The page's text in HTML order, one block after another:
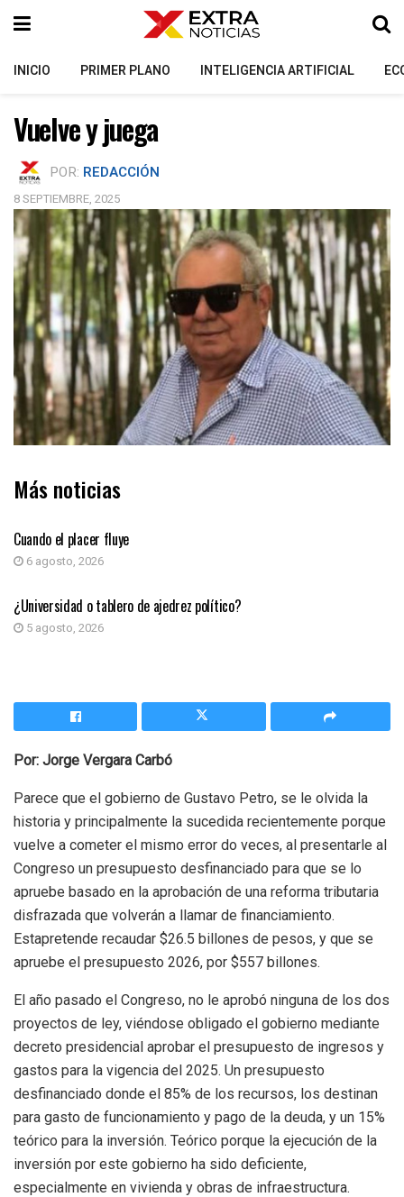
INICIO PRIMER PLANO INTELIGENCIA ARTIFICIAL
Vuelve y juega
POR: REDACCIÓN
8 SEPTIEMBRE, 2025
Más noticias
Cuando el placer fluye
6 agosto, 2026
COLUMNA DE OPINIÓN
¿Universidad o tablero de ajedrez político?
5 agosto, 2026
Por: Jorge Vergara Carbó
Parece que el gobierno de Gustavo Petro, se le olvida la
historia y principalmente la sucedida recientemente porque
vuelve a cometer el mismo error do veces, al presentarle al
Congreso un presupuesto desfinanciado para que se lo
apruebe basado en la aprobación de una reforma tributaria
disfrazada que volverán a llamar de financiamiento.
Estapretende recaudar $26.5 billones de pesos, y que se
apruebe el presupuesto 2026, por $557 billones.
El año pasado el Congreso, no le aprobó ninguna de los dos
proyectos de ley, viéndose obligado el gobierno mediante
decreto presidencial aprobar el presupuesto de ingresos y
gastos para la vigencia del 2025. Un presupuesto
desfinanciado donde el 85% de los recursos, los destinan
para gasto de funcionamiento y pago de la deuda, y un 15%
teórico para la inversión. Teórico porque la ejecución de la
inversión por este gobierno ha sido deficiente,
especialmente en vivienda y obras de infraestructura.